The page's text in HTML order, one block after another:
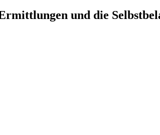
und die